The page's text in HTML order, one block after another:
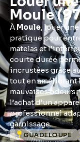
Moule
À Moule, louer
pratique pour
matelas et
courte durée
incrustées grâce
tout en améliorant
mauvaises
l’achat d’un
professionnel
garnissage.
GUADELOUPE